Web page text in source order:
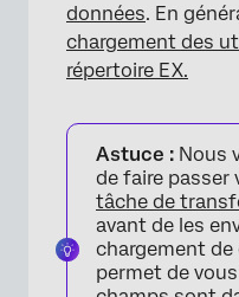
données. En
chargement des
répertoire EX.
Astuce : Nous
de faire passer
tâche de
avant de les
chargement de
permet de